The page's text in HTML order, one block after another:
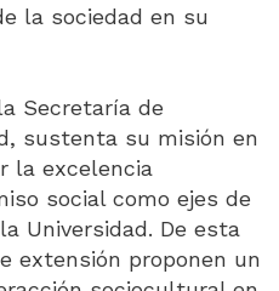
la sociedad en su
Secretaría de
sustenta su misión en
la excelencia
social como ejes de
Universidad. De esta
extensión proponen un